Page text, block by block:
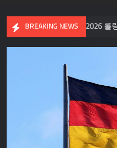
BREAKING NEWS
2026 롤랑가로스를 덮